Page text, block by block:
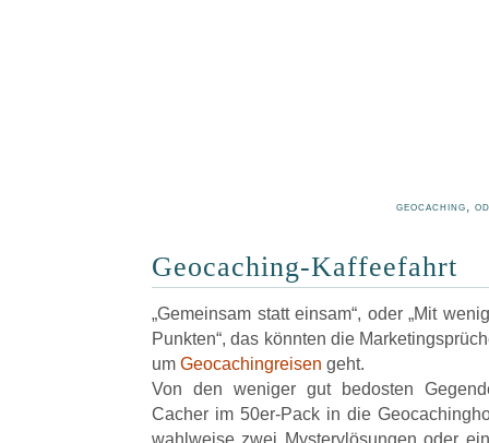
geocaching,
Geocaching-Kaffeefahrt
„Gemeinsam statt einsam“, oder „Mit
Punkten“, das könnten die
um Geocachingreisen geht.
Von den weniger gut bedosten
Cacher im 50er-Pack in die
wahlweise zwei Mysterylösungen oder